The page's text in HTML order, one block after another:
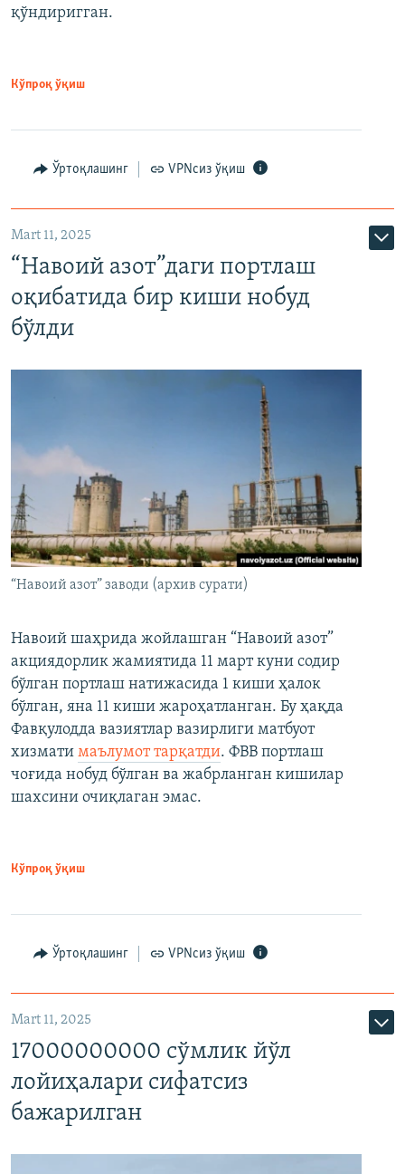
қўндиригган.
Кўпроқ ўқиш
Ўртоқлашинг VPNсиз ўқиш
Mart 11, 2025
“Навоий азот”даги портлаш
оқибатида бир киши нобуд
бўлди
“Навоий азот” заводи (архив сурати)
Навоий шаҳрида жойлашган “Навоий азот”
акциядорлик жамиятида 11 март куни содир
бўлган портлаш натижасида 1 киши ҳалок
бўлган, яна 11 киши жароҳатланган. Бу ҳақда
Фавқулодда вазиятлар вазирлиги матбуот
хизмати маълумот тарқатди. ФВВ портлаш
чоғида нобуд бўлган ва жабрланган кишилар
шахсини очиқлаган эмас.
Кўпроқ ўқиш
Ўртоқлашинг VPNсиз ўқиш
Mart 11, 2025
17000000000 сўмлик йўл
лойиҳалари сифатсиз
бажарилган